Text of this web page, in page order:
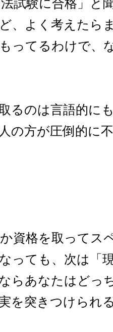
法試験に合格」と
、よく考えたら
ってるわけで、
るのは言語的に
の方が圧倒的に
資格を取ってス
っても、次は「
らあなたはどっ
を突きつけられ